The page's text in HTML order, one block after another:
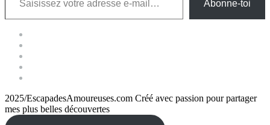
Abonne-toi
2025/EscapadesAmoureuses.com Créé avec passion pour partager
mes plus belles découvertes